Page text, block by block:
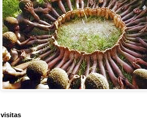
visitas